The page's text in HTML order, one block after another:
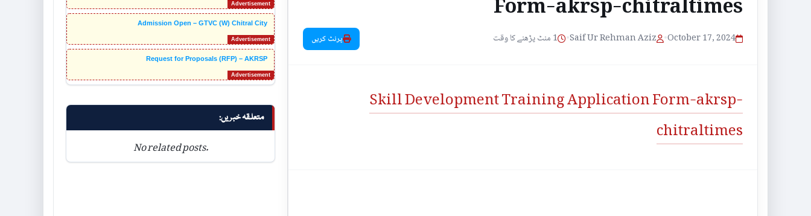
Admission Open – GTVC (W) Chitral City
Request for Proposals (RFP) – AKRSP
متعلقہ خبریں:
No related posts.
October 17, 2024
•
Saif Ur Rehman Aziz
• 1 منٹ پڑھنے کا وقت پرنٹ کریں
Skill Development Training Application Form-akrsp-
chitraltimes